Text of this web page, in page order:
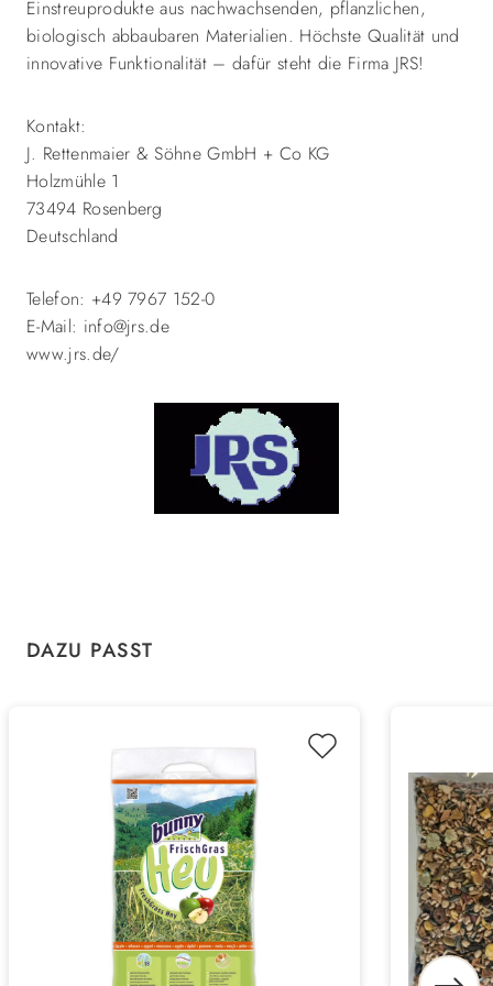
Einstreuprodukte aus nachwachsenden, pflanzlichen,
biologisch abbaubaren Materialien. Höchste Qualität und
innovative Funktionalität – dafür steht die Firma JRS!
Kontakt:
J. Rettenmaier & Söhne GmbH + Co KG
Holzmühle 1
73494 Rosenberg
Deutschland
Telefon: +49 7967 152-0
E-Mail: info@jrs.de
www.jrs.de/
Produktgalerie überspringen
DAZU PASST